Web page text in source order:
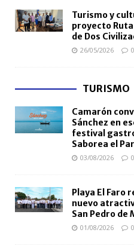
Turismo y
proyecto
de Dos
26/05/2026 0
TURISMO
Camarón
Sánchez en
festival
Saborea el
03/08/2026 0
Playa El Faro
nuevo
San Pedro de
01/08/2026 0